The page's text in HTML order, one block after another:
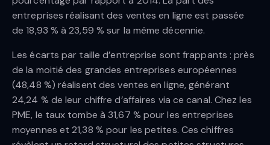
entreprises réalisant des ventes en ligne est passée
de 18,93 % à 23,59 % sur la même décennie.
Les écarts par taille d’entreprise sont frappants : près
de la moitié des grandes entreprises européennes
(48,48 %) réalisent des ventes en ligne, générant
24,24 % de leur chiffre d’affaires via ce canal. Chez les
PME, le taux tombe à 31,67 % pour les entreprises
moyennes et 21,38 % pour les petites. Ces chiffres